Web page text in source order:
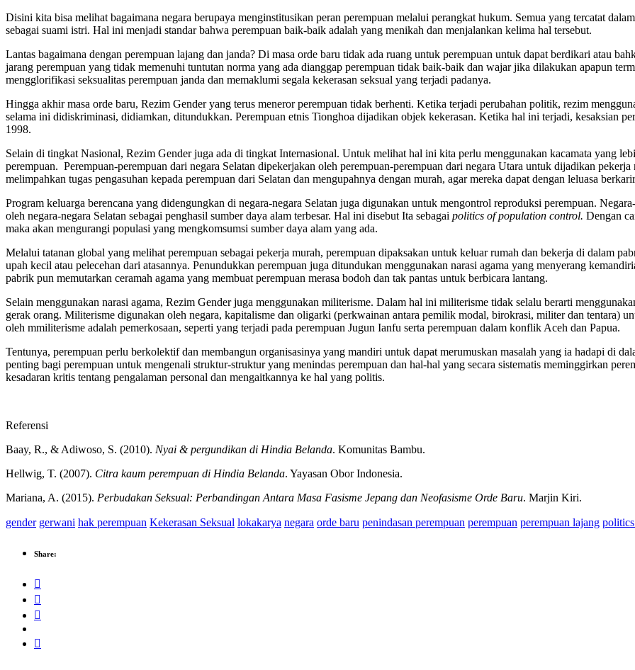
Disini kita bisa melihat bagaimana negara berupaya menginstitusikan peran perempuan melalui perangkat hukum. Semua yang tercatat
sebagai suami istri. Hal ini menjadi standar bahwa perempuan baik-baik adalah yang menikah dan menjalankan kelima hal tersebut.
Lantas bagaimana dengan perempuan lajang dan janda? Di masa orde baru tidak ada ruang untuk perempuan untuk dapat berdikari atau
jarang perempuan yang tidak memenuhi tuntutan norma yang ada dianggap perempuan tidak baik-baik dan wajar jika dilakukan apapun
mengglorifikasi seksualitas perempuan janda dan memaklumi segala kekerasan seksual yang terjadi padanya.
Hingga akhir masa orde baru, Rezim Gender yang terus meneror perempuan tidak berhenti. Ketika terjadi perubahan politik, rezim
selama ini didiskriminasi, didiamkan, ditundukkan. Perempuan etnis Tionghoa dijadikan objek kekerasan. Ketika hal ini terjadi, kesaksian
1998.
Selain di tingkat Nasional, Rezim Gender juga ada di tingkat Internasional. Untuk melihat hal ini kita perlu menggunakan kacamata yang
perempuan. Perempuan-perempuan dari negara Selatan dipekerjakan oleh perempuan-perempuan dari negara Utara untuk dijadikan
melimpahkan tugas pengasuhan kepada perempuan dari Selatan dan mengupahnya dengan murah, agar mereka dapat dengan leluasa
Program keluarga berencana yang didengungkan di negara-negara Selatan juga digunakan untuk mengontrol reproduksi perempuan.
oleh negara-negara Selatan sebagai penghasil sumber daya alam terbesar. Hal ini disebut Ita sebagai politics of population control. Dengan
maka akan mengurangi populasi yang mengkomsumsi sumber daya alam yang ada.
Melalui tatanan global yang melihat perempuan sebagai pekerja murah, perempuan dipaksakan untuk keluar rumah dan bekerja di dalam
upah kecil atau pelecehan dari atasannya. Penundukkan perempuan juga ditundukan menggunakan narasi agama yang menyerang
pabrik pun memutarkan ceramah agama yang membuat perempuan merasa bodoh dan tak pantas untuk berbicara lantang.
Selain menggunakan narasi agama, Rezim Gender juga menggunakan militerisme. Dalam hal ini militerisme tidak selalu berarti
gerak orang. Militerisme digunakan oleh negara, kapitalisme dan oligarki (perkwainan antara pemilik modal, birokrasi, militer dan tentara)
oleh mmiliterisme adalah pemerkosaan, seperti yang terjadi pada perempuan Jugun Ianfu serta perempuan dalam konflik Aceh dan Papua.
Tentunya, perempuan perlu berkolektif dan membangun organisasinya yang mandiri untuk dapat merumuskan masalah yang ia hadapi di
penting bagi perempuan untuk mengenali struktur-struktur yang menindas perempuan dan hal-hal yang secara sistematis meminggirkan
kesadaran kritis tentang pengalaman personal dan mengaitkannya ke hal yang politis.
Referensi
Baay, R., & Adiwoso, S. (2010). Nyai & pergundikan di Hindia Belanda. Komunitas Bambu.
Hellwig, T. (2007). Citra kaum perempuan di Hindia Belanda. Yayasan Obor Indonesia.
Mariana, A. (2015). Perbudakan Seksual: Perbandingan Antara Masa Fasisme Jepang dan Neofasisme Orde Baru. Marjin Kiri.
διακοπές και να λάβει πιο μεγάλα διαλείμματα μεταξύ των προσεγγίσεων. Η αποκατάσταση της λίμπιντο μπορεί να διαρκέσει αρκετούς
gender gerwani hak perempuan Kekerasan Seksual lokakarya negara orde baru penindasan perempuan perempuan perempuan lajang
Share: